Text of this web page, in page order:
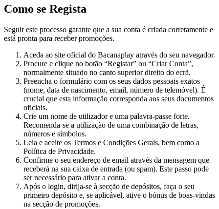
Como se Regista
Seguir este processo garante que a sua conta é criada corretamente e
está pronta para receber promoções.
Aceda ao site oficial do Bacanaplay através do seu navegador.
Procure e clique no botão “Registar” ou “Criar Conta”,
normalmente situado no canto superior direito do ecrã.
Preencha o formulário com os seus dados pessoais exatos
(nome, data de nascimento, email, número de telemóvel). É
crucial que esta informação corresponda aos seus documentos
oficiais.
Crie um nome de utilizador e uma palavra-passe forte.
Recomenda-se a utilização de uma combinação de letras,
números e símbolos.
Leia e aceite os Termos e Condições Gerais, bem como a
Política de Privacidade.
Confirme o seu endereço de email através da mensagem que
receberá na sua caixa de entrada (ou spam). Este passo pode
ser necessário para ativar a conta.
Após o login, dirija-se à secção de depósitos, faça o seu
primeiro depósito e, se aplicável, ative o bónus de boas-vindas
na secção de promoções.